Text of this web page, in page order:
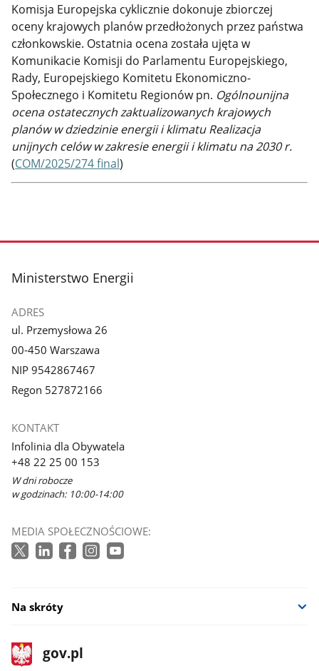
Komisja Europejska cyklicznie dokonuje zbiorczej
oceny krajowych planów przedłożonych przez państwa
członkowskie. Ostatnia ocena została ujęta w
Komunikacie Komisji do Parlamentu Europejskiego,
Rady, Europejskiego Komitetu Ekonomiczno-
Społecznego i Komitetu Regionów pn. Ogólnounijna
ocena ostatecznych zaktualizowanych krajowych
planów w dziedzinie energii i klimatu Realizacja
unijnych celów w zakresie energii i klimatu na 2030 r.
(COM/2025/274 final)
stopka
Ministerstwo Energii
ADRES
ul. Przemysłowa 26
00-450 Warszawa
NIP 9542867467
Regon 527872166
KONTAKT
Infolinia dla Obywatela
+48 22 25 00 153
W dni robocze
w godzinach: 10:00-14:00
MEDIA SPOŁECZNOŚCIOWE:
Na skróty
stopka
gov.pl
Strona
gov.pl